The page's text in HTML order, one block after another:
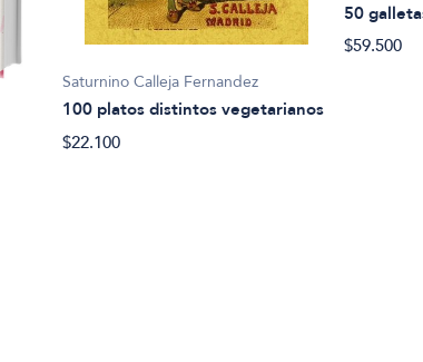
Saturnino Calleja Fernandez
100 platos distintos vegetarianos
$22.100
50
$59.500